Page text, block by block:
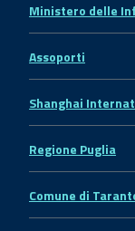
Ministero delle
Assoporti
Shanghai
Regione Puglia
Comune di